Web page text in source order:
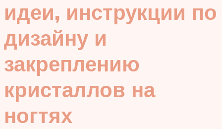
идеи, инструкции по
дизайну и
закреплению
кристаллов на
ногтях